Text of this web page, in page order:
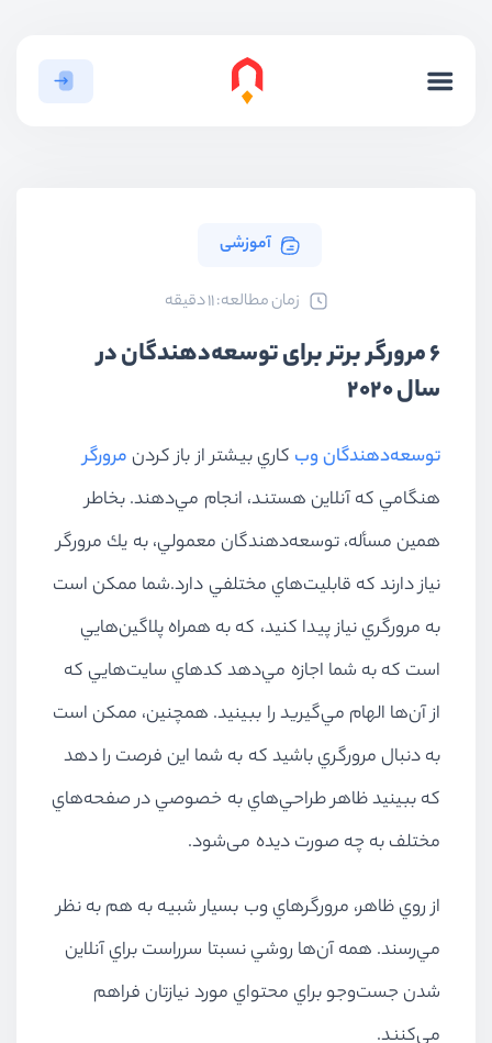
آموزشی
ﺯﻣﺎﻥ ﻣﻄﺎﻟﻌﻪ: 11 دقیقه
6 مرورگر برتر برای توسعه‌دهندگان در
سال 2020
توسعه‌دهندگان وب كاري بيشتر از باز كردن مرورگر
هنگامي كه آنلاين هستند، انجام مي‌دهند. بخاطر
همين مسأله، توسعه‌دهندگان معمولي، به يك مرورگر
نياز دارند كه قابليت‌هاي مختلفي دارد.شما ممكن است
به مرورگري نياز پيدا كنيد، كه به همراه پلاگين‌هايي
است كه به شما اجازه مي‌دهد كدهاي سايت‌هايي كه
از آن‌ها الهام مي‌گيريد را ببينيد. همچنين، ممكن است
به دنبال مرورگري باشيد كه به شما اين فرصت را دهد
كه ببينيد ظاهر طراحي‌هاي به خصوصي در صفحه‌هاي
مختلف به چه صورت دیده می‌شود.
از روي ظاهر، مرورگرهاي وب بسيار شبيه به هم بهنظر
ميرسند. همه آن‌ها روشي نسبتا سرراست براي آنلاين
شدن جست‌وجو براي محتواي مورد نيازتان فراهم
مي‌كنند.